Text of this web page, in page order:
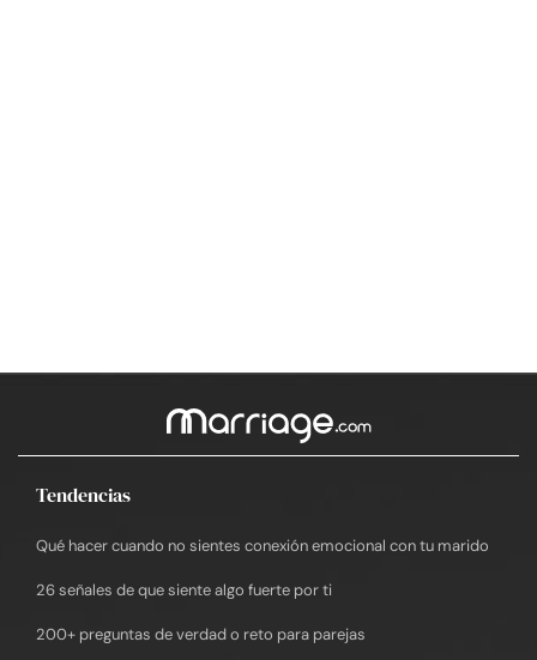
Tendencias
Qué hacer cuando no sientes conexión emocional con tu marido
26 señales de que siente algo fuerte por ti
200+ preguntas de verdad o reto para parejas